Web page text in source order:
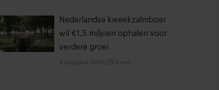
Nederlandse kweekzalmboer
wil €1,5 miljoen ophalen voor
verdere groei
6 augustus 2026 5 min